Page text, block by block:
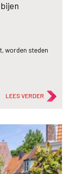
worden steden
LEES VERDER